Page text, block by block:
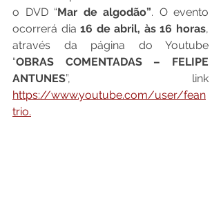
o DVD “Mar de algodão”. O evento
ocorrerá dia 16 de abril, às 16 horas,
através da página do Youtube
“OBRAS COMENTADAS – FELIPE
ANTUNES
https://www.youtube.com/user/fean
trio.